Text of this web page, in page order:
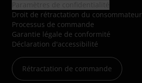
Droit de rétractation du consommateur
Processus de commande
Garantie légale de conformité
Déclaration d'accessibilité
Rétractation de commande